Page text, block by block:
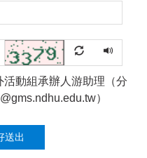
動組承辦人游助理（分
）
送出